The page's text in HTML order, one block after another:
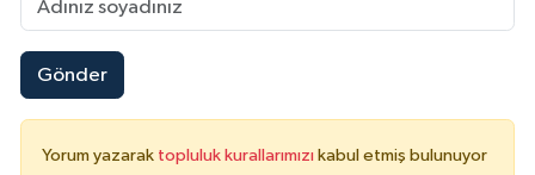
Gönder
Yorum yazarak topluluk kurallarımızı kabul etmiş bulunuyor